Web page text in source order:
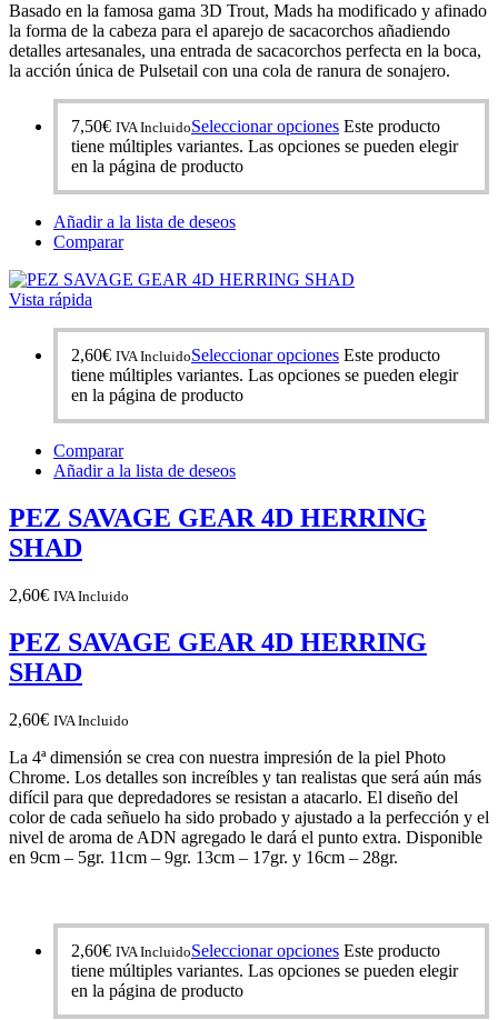
Basado en la famosa gama 3D Trout, Mads ha modificado y afinado
la forma de la cabeza para el aparejo de sacacorchos añadiendo
detalles artesanales, una entrada de sacacorchos perfecta en la boca,
la acción única de Pulsetail con una cola de ranura de sonajero.
7,50€ IVA IncluidoSeleccionar opciones Este producto
tiene múltiples variantes. Las opciones se pueden elegir
en la página de producto
Añadir a la lista de deseos
Comparar
Vista rápida
2,60€ IVA IncluidoSeleccionar opciones Este producto
tiene múltiples variantes. Las opciones se pueden elegir
en la página de producto
Comparar
Añadir a la lista de deseos
PEZ SAVAGE GEAR 4D HERRING
SHAD
2,60€ IVA Incluido
PEZ SAVAGE GEAR 4D HERRING
SHAD
2,60€ IVA Incluido
La 4ª dimensión se crea con nuestra impresión de la piel Photo
Chrome. Los detalles son increíbles y tan realistas que será aún más
difícil para que depredadores se resistan a atacarlo. El diseño del
color de cada señuelo ha sido probado y ajustado a la perfección y el
nivel de aroma de ADN agregado le dará el punto extra. Disponible
en 9cm – 5gr. 11cm – 9gr. 13cm – 17gr. y 16cm – 28gr.
2,60€ IVA IncluidoSeleccionar opciones Este producto
tiene múltiples variantes. Las opciones se pueden elegir
en la página de producto